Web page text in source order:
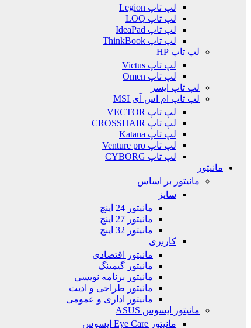
لپ تاپ Legion
لپ تاپ LOQ
لپ تاپ IdeaPad
لپ تاپ ThinkBook
لپ تاپ HP
لپ تاپ Victus
لپ تاپ Omen
لپ تاپ ایسر
لپ تاپ ام اس آی MSI
لپ تاپ VECTOR
لپ تاپ CROSSHAIR
لپ تاپ Katana
لپ تاپ Venture pro
لپ تاپ CYBORG
مانیتور
مانیتور بر اساس
سایز
مانیتور 24 اینچ
مانیتور 27 اینچ
مانیتور 32 اینچ
کاربری
مانیتور اقتصادی
مانیتور گیمینگ
مانیتور برنامه نویسی
مانیتور طراحی و ادیت
مانیتور اداری و عمومی
مانیتور ایسوس ASUS
مانیتور Eye Care ایسوس